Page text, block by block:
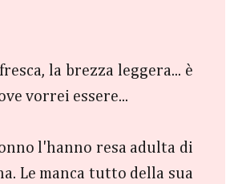
la brezza leggera... è
vorrei essere...
l'hanno resa adulta di
Le manca tutto della sua